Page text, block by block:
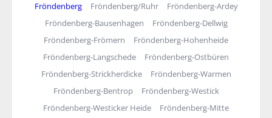
Fröndenberg Fröndenberg/Ruhr
Fröndenberg-Ardey
Fröndenberg-Bausenhagen
Fröndenberg-Dellwig
Fröndenberg-Frömern
Fröndenberg-Hohenheide
Fröndenberg-Langschede
Fröndenberg-Ostbüren
Fröndenberg-Strickherdicke
Fröndenberg-Warmen
Fröndenberg-Bentrop
Fröndenberg-Westick
Fröndenberg-Westicker Heide
Fröndenberg-Mitte